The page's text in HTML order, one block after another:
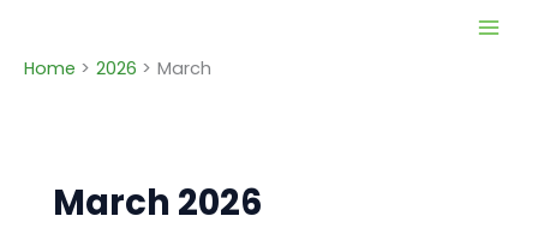
content
Home 2026 March
March 2026